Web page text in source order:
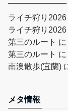
ライチ狩り
ライチ狩り
第三のルート に
第三のルート に
南澳散歩(宜蘭)
メタ情報